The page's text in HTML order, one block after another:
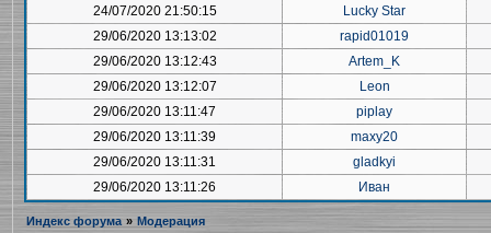
24/07/2020 21:50:15
Lucky Star
29/06/2020 13:13:02
rapid01019
29/06/2020 13:12:43
Artem_K
29/06/2020 13:12:07
Leon
29/06/2020 13:11:47
piplay
29/06/2020 13:11:39
maxy20
29/06/2020 13:11:31
gladkyi
29/06/2020 13:11:26
Иван
Индекс форума » Модерация